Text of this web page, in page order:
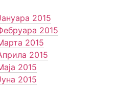
2015
2015
2015
2015
2015
2015